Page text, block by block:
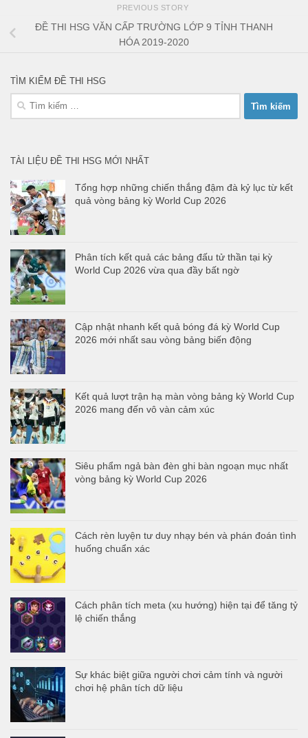
PREVIOUS STORY
ĐỀ THI HSG VĂN CẤP TRƯỜNG LỚP 9 TỈNH THANH
HÓA 2019-2020
TÌM KIẾM ĐỀ THI HSG
Tìm
TÀI LIỆU ĐỀ THI HSG MỚI NHẤT
Tổng hợp những chiến thắng đậm đà kỷ lục từ kết
quả vòng bảng kỳ World Cup 2026
Phân tích kết quả các bảng đấu tử thần tại kỳ
World Cup 2026 vừa qua đầy bất ngờ
Cập nhật nhanh kết quả bóng đá kỳ World Cup
2026 mới nhất sau vòng bảng biến động
Kết quả lượt trận hạ màn vòng bảng kỳ World Cup
2026 mang đến vô vàn cảm xúc
Siêu phẩm ngả bàn đèn ghi bàn ngoạn mục nhất
vòng bảng kỳ World Cup 2026
Cách rèn luyện tư duy nhạy bén và phán đoán tình
huống chuẩn xác
Cách phân tích meta (xu hướng) hiện tại để tăng tỷ
lệ chiến thắng
Sự khác biệt giữa người chơi cảm tính và người
chơi hệ phân tích dữ liệu